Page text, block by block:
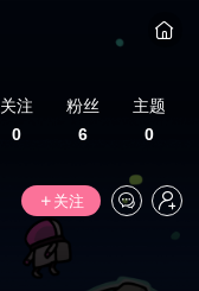
关注
0
粉丝
6
主题
0
关注